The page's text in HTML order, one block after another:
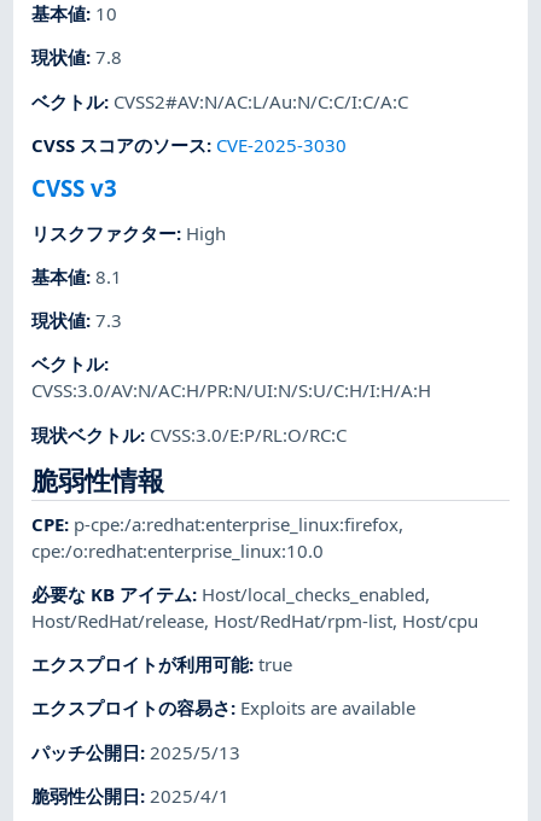
基本値: 10
現状値:7.8
ベクトル: CVSS2#AV:N/AC:L/Au:N/C:C/I:C/A:C
CVSS スコアのソース: CVE-2025-3030
CVSS v3
リスクファクター: High
基本値:8.1
現状値:7.3
ベクトル:
CVSS:3.0/AV:N/AC:H/PR:N/UI:N/S:U/C:H/I:H/A:H
現状ベクトル: CVSS:3.0/E:P/RL:O/RC:C
脆弱性情報
CPE: p-cpe:/a:redhat:enterprise_linux:firefox,
cpe:/o:redhat:enterprise_linux:10.0
必要な KB アイテム: Host/local_checks_enabled,
Host/RedHat/release, Host/RedHat/rpm-list, Host/cpu
エクスプロイトが利用可能:true
エクスプロイトの容易さ: Exploits are available
パッチ公開日: 2025/5/13
脆弱性公開日: 2025/4/1